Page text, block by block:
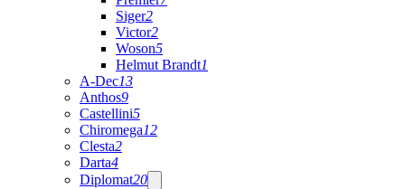
Siger2
Victor2
Woson5
Helmut Brandt1
A-Dec13
Anthos9
Castellini5
Chiromega12
Clesta2
Darta4
Diplomat20